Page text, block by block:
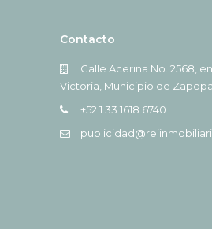
Contacto
Calle Acerina No. 2568,
Victoria, Municipio de
+52 1 33 1618 6740